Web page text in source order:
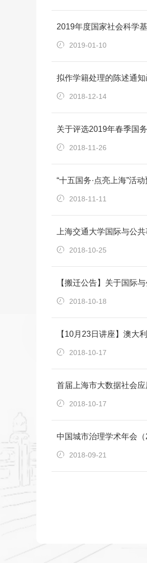
2019年度国家社会科学
2019-01-10
拟作学籍处理的陈述通知
2018-12-14
关于评选2019年春季国
2018-11-26
“十五国务·点亮上海”活
2018-11-11
上海交通大学国际与公
2018-10-25
【搬迁公告】关于国际
2018-10-18
【10月23日讲座】澳大
2018-10-17
首届上海市大数据社会
2018-10-17
中国城市治理学术年会
2018-09-21